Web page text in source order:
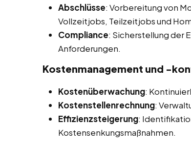
Abschlüsse: Vorbereitung von
Vollzeitjobs, Teilzeitjobs und
Compliance: Sicherstellung der
Anforderungen.
Kostenmanagement und -
Kostenüberwachung:
Kostenstellenrechnung:
Effizienzsteigerung:
Kostensenkungsmaßnahmen.